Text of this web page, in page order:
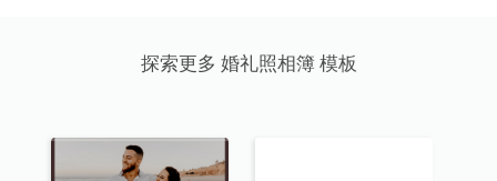
探索更多 婚礼照相簿 模板